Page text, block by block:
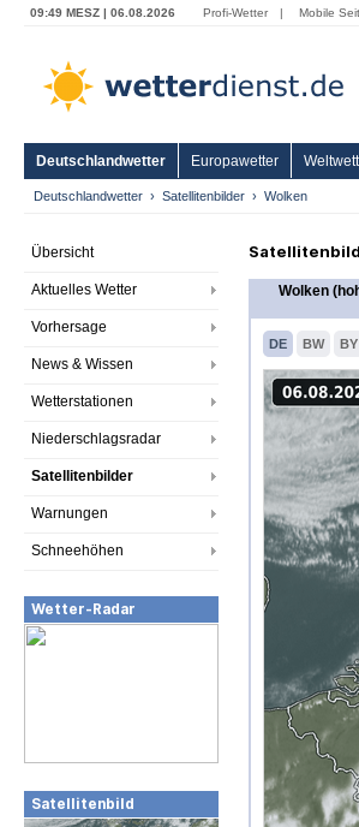
09:49 MESZ | 06.08.2026 Profi-Wetter | Mobile
Deutschlandwetter Europawetter
Deutschlandwetter Satellitenbilder Wolken
Übersicht
Aktuelles Wetter
Vorhersage
News & Wissen
Wetterstationen
Niederschlagsradar
Satellitenbilder
Warnungen
Schneehöhen
Wetter-Radar
Satellitenbild
Satellitenbild
Wolken
DE BW BY